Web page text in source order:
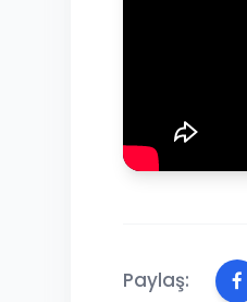
Paylaş: